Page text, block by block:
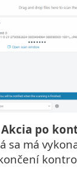
Akcia po
sa má